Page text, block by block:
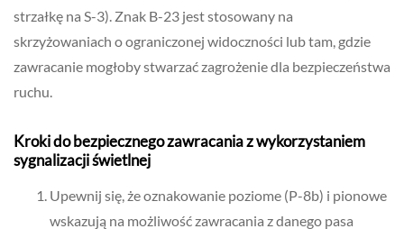
strzałkę na S-3). Znak B-23 jest stosowany na
skrzyżowaniach o ograniczonej widoczności lub tam, gdzie
zawracanie mogłoby stwarzać zagrożenie dla bezpieczeństwa
ruchu.
Kroki do bezpiecznego zawracania z wykorzystaniem
sygnalizacji świetlnej
Upewnij się, że oznakowanie poziome (P-8b) i pionowe
wskazują na możliwość zawracania z danego pasa